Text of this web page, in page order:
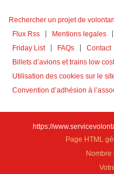
Rechercher un projet de
Flux Rss
Mentions legales
Friday List
FAQs Contact
Billets d’avions et trains low cost
Utilisation des cookies sur le
Convention d’adhésion à
https://
Page HTML
Nombre